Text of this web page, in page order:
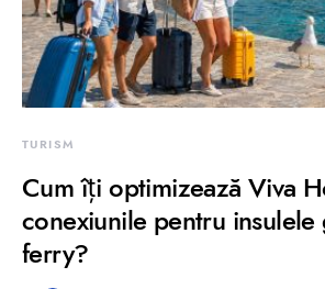
TURISM
Cum îți optimizează Viva
conexiunile pentru insulele
ferry?